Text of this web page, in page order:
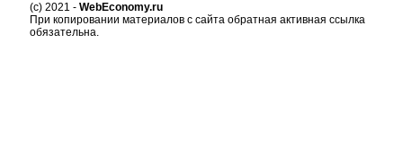
(c) 2021 - WebEconomy.ru
При копировании материалов с сайта обратная активная ссылка
обязательна.